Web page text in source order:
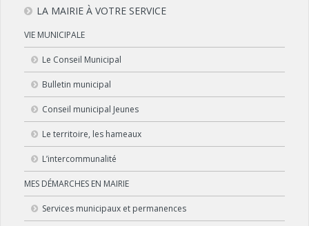
LA MAIRIE À VOTRE SERVICE
VIE MUNICIPALE
Le Conseil Municipal
Bulletin municipal
Conseil municipal Jeunes
Le territoire, les hameaux
L’intercommunalité
MES DÉMARCHES EN MAIRIE
Services municipaux et permanences